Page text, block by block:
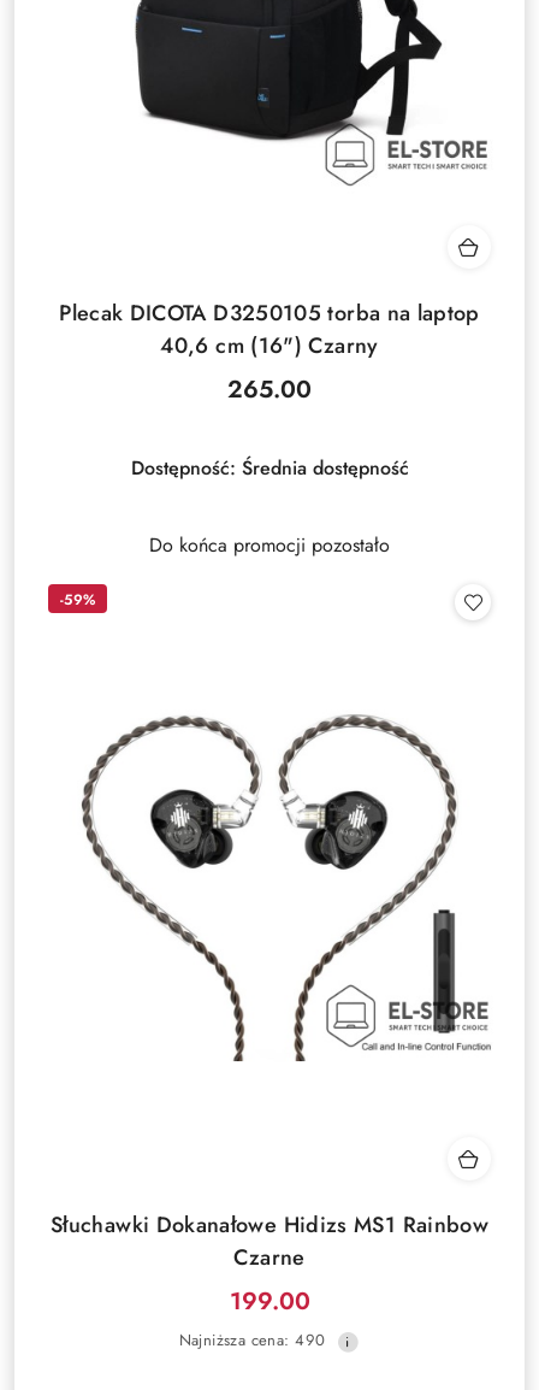
Plecak DICOTA D3250105 torba na laptop
40,6 cm (16") Czarny
Cena:
265.00
Dostępność: Średnia dostępność
Do końca promocji pozostało
Słuchawki Dokanałowe Hidizs MS1 Rainbow
Czarne
Cena
promocyjna:
199.00
Najniższa
Najniższa cena: 490
-59%